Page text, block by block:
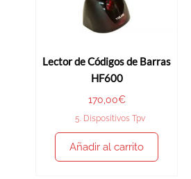
Lector de Códigos de Barras
HF600
170,00€
5. Dispositivos Tpv
Añadir al carrito